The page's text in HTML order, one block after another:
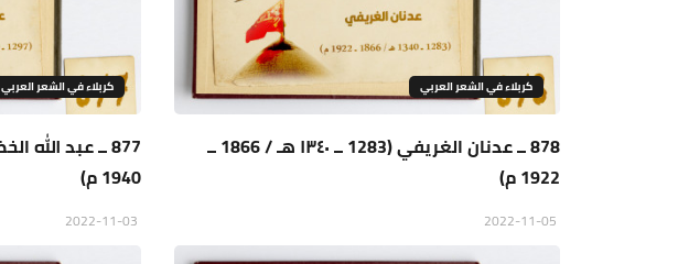
كربلاء في الشعر العربي
878 ــ عدنان الغريفي (1283 ــ ١٣٤٠ هـ / 1866 ــ
1922 م)
كربلاء في الشعر العربي
1940 م)